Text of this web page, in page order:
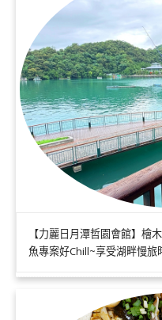
【力麗日月潭哲園會館】檜
魚專案好Chill~享受湖畔慢旅